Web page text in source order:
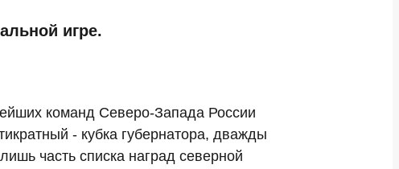
игре.
команд Северо-Запада России
- кубка губернатора, дважды
часть списка наград северной